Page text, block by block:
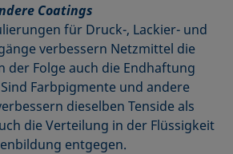
Coatings
für Druck-, Lackier- und
verbessern Netzmittel die
der Folge auch die Endhaftung
Farbpigmente und andere
dieselben Tenside als
die Verteilung in der Flüssigkeit
entgegen.